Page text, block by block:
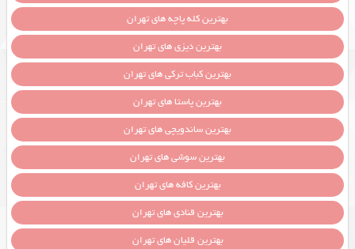
بهترین کله پاچه های تهران
بهترین دیزی های تهران
بهترین کباب ترکی های تهران
بهترین پاستا های تهران
بهترین ساندویچی های تهران
بهترین سوشی های تهران
بهترین کافه های تهران
بهترین قنادی های تهران
بهترین قلیان های تهران